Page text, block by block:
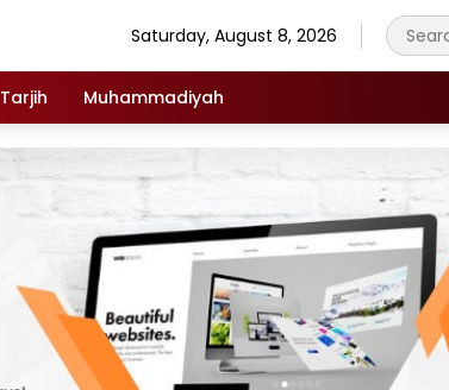
Saturday, August 8, 2026
Tarjih Muhammadiyah